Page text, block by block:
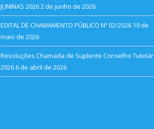
JUNINAS 20262 de junho de 2026
EDITAL DE CHAMAMENTO PÚBLICO Nº 02/2026 19 de
maio de 2026
Resoluções Chamada de Suplente Conselho Tutelar
2026 6 de abril de 2026